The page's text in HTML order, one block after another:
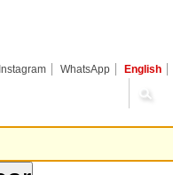
Instagram WhatsApp English